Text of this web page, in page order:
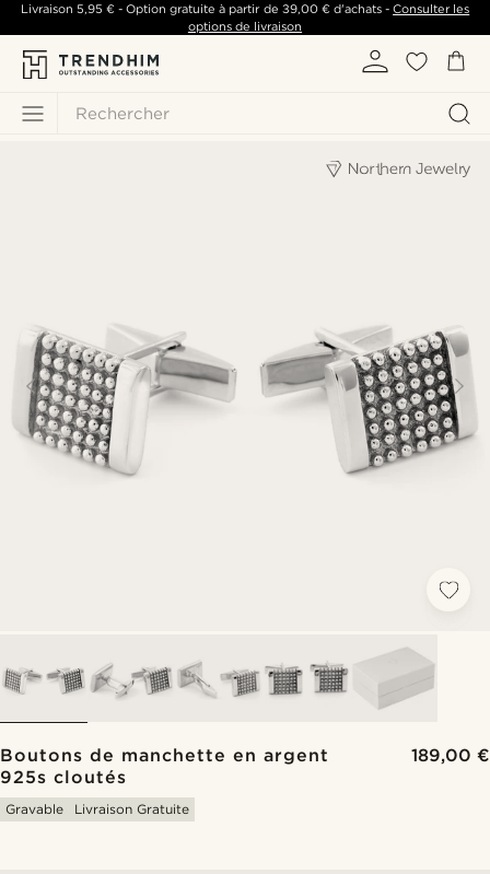
Rechercher
Livraison 5,95 €- Option gratuite à partir de 39,00 €d'achats -Consulter les
options de livraison
Boutons de manchette en argent
925s cloutés
189,00 €
Gravable Livraison Gratuite